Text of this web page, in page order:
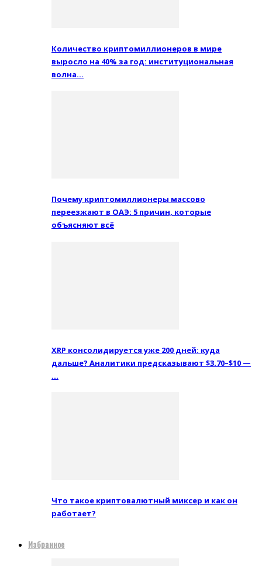
Количество криптомиллионеров в мире
выросло на 40% за год: институциональная
волна…
Почему криптомиллионеры массово
переезжают в ОАЭ: 5 причин, которые
объясняют всё
XRP консолидируется уже 200 дней: куда
дальше? Аналитики предсказывают $3.70–$10 —
…
Что такое криптовалютный миксер и как он
работает?
Избранное